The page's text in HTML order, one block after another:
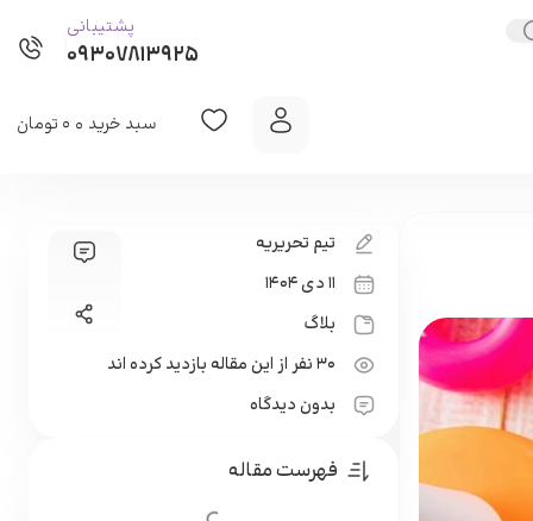
پشتیبانی
۰۹۳۰۷۸۱۳۹۲۵
سبد خرید 0 ۰ تومان
تیم تحریریه
۱۱ دی ۱۴۰۴
بلاگ
30 نفر از این مقاله بازدید کرده اند
بدون دیدگاه
فهرست مقاله